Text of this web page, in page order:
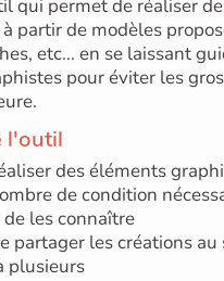
qui permet de réaliser
partir de modèles
etc... en se laissant
pour éviter les
l'outil
des éléments
de condition
les connaître
partager les créations
plusieurs